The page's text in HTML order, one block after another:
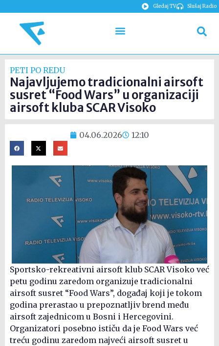
Gledaj TV Slušaj Radio
PETI PO REDU
Najavljujemo tradicionalni airsoft
susret “Food Wars” u organizaciji
airsoft kluba SCAR Visoko
04.06.2026 12:10
Sportsko-rekreativni airsoft klub SCAR Visoko već
petu godinu zaredom organizuje tradicionalni
airsoft susret “Food Wars”, događaj koji je tokom
godina prerastao u prepoznatljiv brend među
airsoft zajednicom u Bosni i Hercegovini.
Organizatori posebno ističu da je Food Wars već
treću godinu zaredom najveći airsoft susret u